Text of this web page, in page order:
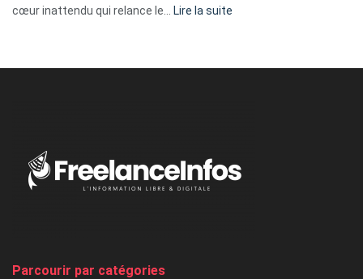
cœur inattendu qui relance le…
Lire la suite
Nigeria,
Parcourir par catégories